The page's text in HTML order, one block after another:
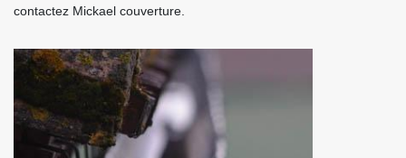
contactez Mickael couverture.